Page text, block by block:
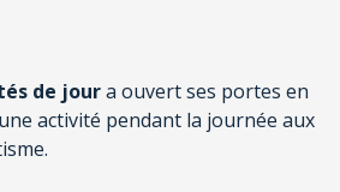
de joura ouvert ses portes en
activité pendant la journée aux